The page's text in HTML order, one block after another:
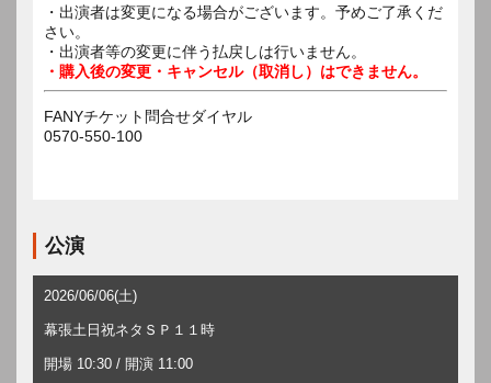
・出演者は変更になる場合がございます。予めご了承くだ
さい。
・出演者等の変更に伴う払戻しは行いません。
・購入後の変更・キャンセル（取消し）はできません。
FANYチケット問合せダイヤル
0570-550-100
公演
2026/06/06(土)
幕張土日祝ネタＳＰ１１時
開場 10:30 / 開演 11:00